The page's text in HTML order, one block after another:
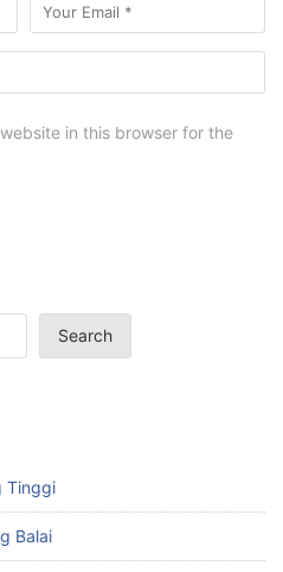
in this browser for the
Search
Tinggi
Balai